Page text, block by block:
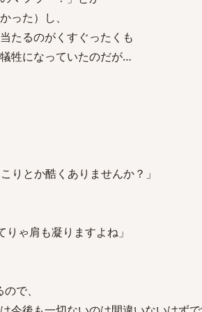
った）し、
たるのがくすぐったくも
牲になっていたのだが…
りとか酷くありませんか？」
ゃ肩も凝りますよね」
で、